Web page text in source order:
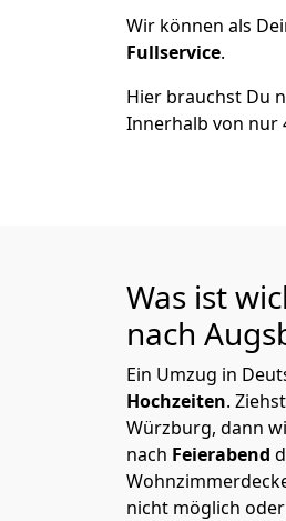
Wir können als
Fullservice.
Hier brauchst Du
Innerhalb von nur
Was ist
nach
Ein Umzug in
Hochzeiten.
Würzburg, dann
nach Feierabend
nicht möglich